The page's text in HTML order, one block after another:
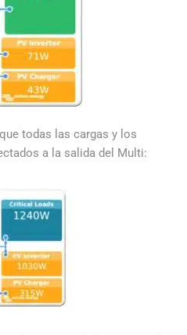
todas las cargas y los
a la salida del Multi: